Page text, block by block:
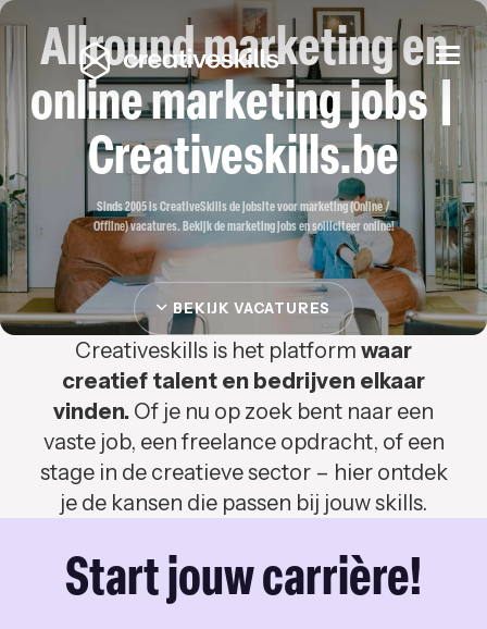
Allround marketing en
online marketing jobs |
Creativeskills.be
Sinds 2005 is CreativeSkills de jobsite voor marketing (Online /
Offline) vacatures. Bekijk de marketing jobs en solliciteer online!
BEKIJK VACATURES
Creativeskills is het platform waar
creatief talent en bedrijven elkaar
vinden. Of je nu op zoek bent naar een
vaste job, een freelance opdracht, of een
stage in de creatieve sector – hier ontdek
je de kansen die passen bij jouw skills.
Start jouw carrière!